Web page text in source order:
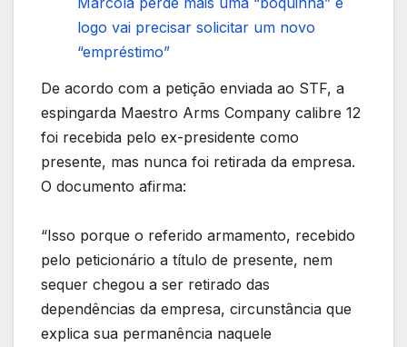
logo vai precisar solicitar um novo
“empréstimo”
De acordo com a petição enviada ao STF, a
espingarda Maestro Arms Company calibre 12
foi recebida pelo ex-presidente como
presente, mas nunca foi retirada da empresa.
O documento afirma:
“Isso porque o referido armamento, recebido
pelo peticionário a título de presente, nem
sequer chegou a ser retirado das
dependências da empresa, circunstância que
explica sua permanência naquele